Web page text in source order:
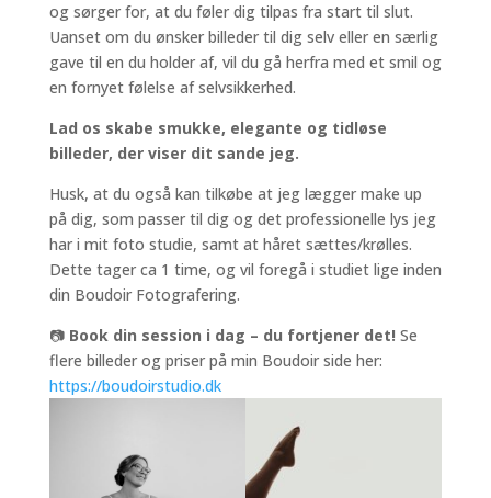
og sørger for, at du føler dig tilpas fra start til slut.
Uanset om du ønsker billeder til dig selv eller en særlig
gave til en du holder af, vil du gå herfra med et smil og
en fornyet følelse af selvsikkerhed.
Lad os skabe smukke, elegante og tidløse
billeder, der viser dit sande jeg.
Husk, at du også kan tilkøbe at jeg lægger make up
på dig, som passer til dig og det professionelle lys jeg
har i mit foto studie, samt at håret sættes/krølles.
Dette tager ca 1 time, og vil foregå i studiet lige inden
din Boudoir Fotografering.
📷 Book din session i dag – du fortjener det! Se
flere billeder og priser på min Boudoir side her:
https://boudoirstudio.dk